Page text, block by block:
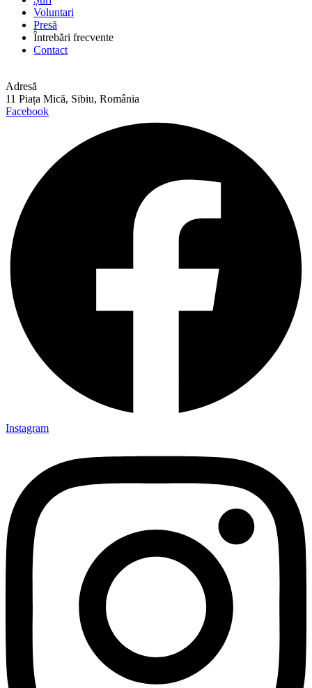
Voluntari
Presă
Întrebări frecvente
Contact
Adresă
11 Piața Mică, Sibiu, România
Facebook
Instagram